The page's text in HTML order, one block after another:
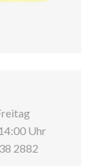
Uhr
2882